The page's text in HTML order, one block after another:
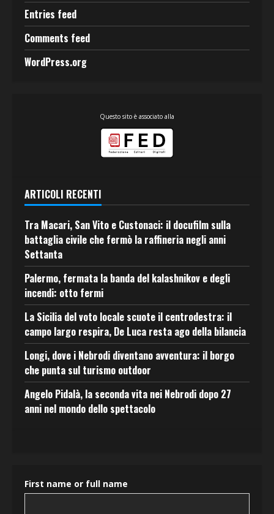
Entries feed
Comments feed
WordPress.org
Questo sito è associato alla
ARTICOLI RECENTI
Tra Macari, San Vito e Custonaci: il docufilm sulla
battaglia civile che fermò la raffineria negli anni
Settanta
Palermo, fermata la banda del kalashnikov e degli
incendi: otto fermi
La Sicilia del voto locale scuote il centrodestra: il
campo largo respira, De Luca resta ago della bilancia
Longi, dove i Nebrodi diventano avventura: il borgo
che punta sul turismo outdoor
Angelo Pidalà, la seconda vita nei Nebrodi dopo 27
anni nel mondo dello spettacolo
First name or full name